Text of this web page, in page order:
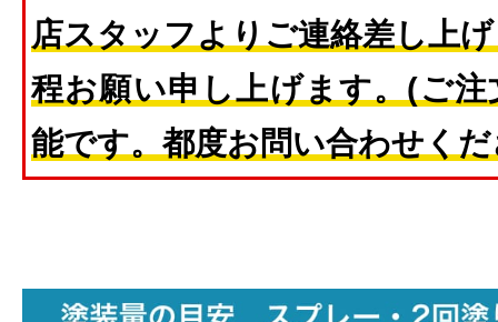
店スタッフよりご連絡差し上
程お願い申し上げます。(ご
能です。都度お問い合わせく